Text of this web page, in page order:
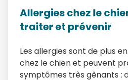
Allergies chez le
traiter et prévenir
Les allergies sont de plus
chez le chien et peuvent
symptômes très gênants :